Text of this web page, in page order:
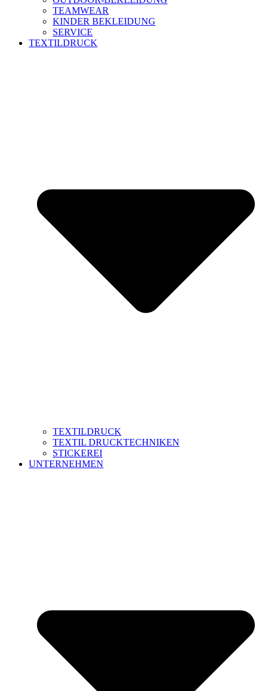
TEAMWEAR
KINDER BEKLEIDUNG
SERVICE
TEXTILDRUCK
TEXTILDRUCK
TEXTIL DRUCKTECHNIKEN
STICKEREI
UNTERNEHMEN